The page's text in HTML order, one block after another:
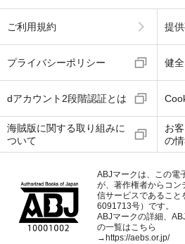
ご利用規約 提
プライバシーポリシー 健
dアカウント2段階認証とは
海賊版に関する取り組みに
ついて
お
の
ABJマークは、この電
が、著作権者からコ
信サービスであること
6091713号）です。
ABJマークの詳細、
の一覧はこちら
→ https://aebs.or.jp/